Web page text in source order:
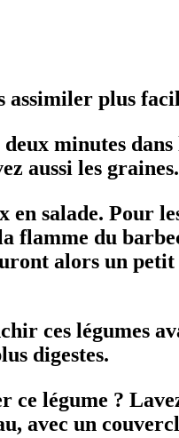
assimiler plus
minutes
aussi les graines.
en salade. Pour
flamme du
alors un
ces légumes
digestes.
légume ?
avec un